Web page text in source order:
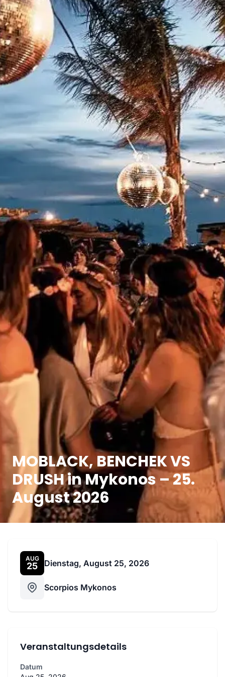
MOBLACK, BENCHEK VS
DRUSH in Mykonos – 25.
August 2026
AUG
25 Dienstag, August 25, 2026
Scorpios Mykonos
Veranstaltungsdetails
Datum